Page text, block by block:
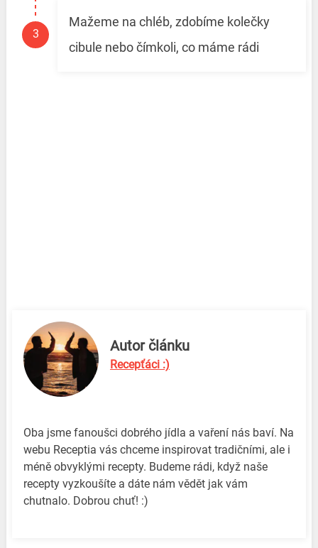
Mažeme na chléb, zdobíme kolečky
cibule nebo čímkoli, co máme rádi
Autor článku
Recepťáci :)
Oba jsme fanoušci dobrého jídla a vaření nás baví. Na
webu Receptia vás chceme inspirovat tradičními, ale i
méně obvyklými recepty. Budeme rádi, když naše
recepty vyzkoušíte a dáte nám vědět jak vám
chutnalo. Dobrou chuť! :)